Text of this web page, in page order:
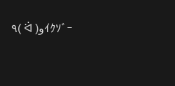
٩( ᐛ )وｲｸｿﾞｰ